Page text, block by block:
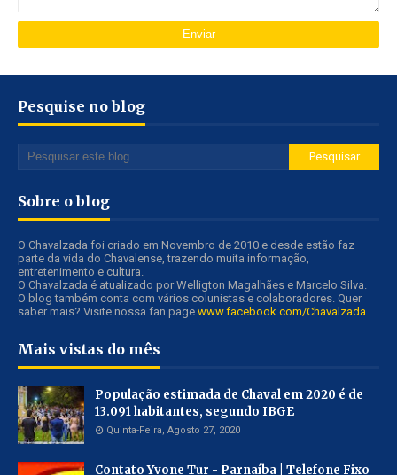
Pesquise no blog
Sobre o blog
O Chavalzada foi criado em Novembro de 2010 e desde estão faz
parte da vida do Chavalense, trazendo muita informação,
entretenimento e cultura.
O Chavalzada é atualizado por Welligton Magalhães e Marcelo Silva.
O blog também conta com vários colunistas e colaboradores. Quer
saber mais? Visite nossa fan page www.facebook.com/Chavalzada
Mais vistas do mês
População estimada de Chaval em 2020 é de
13.091 habitantes, segundo IBGE
Quinta-Feira, Agosto 27, 2020
Contato Yvone Tur - Parnaíba | Telefone Fixo